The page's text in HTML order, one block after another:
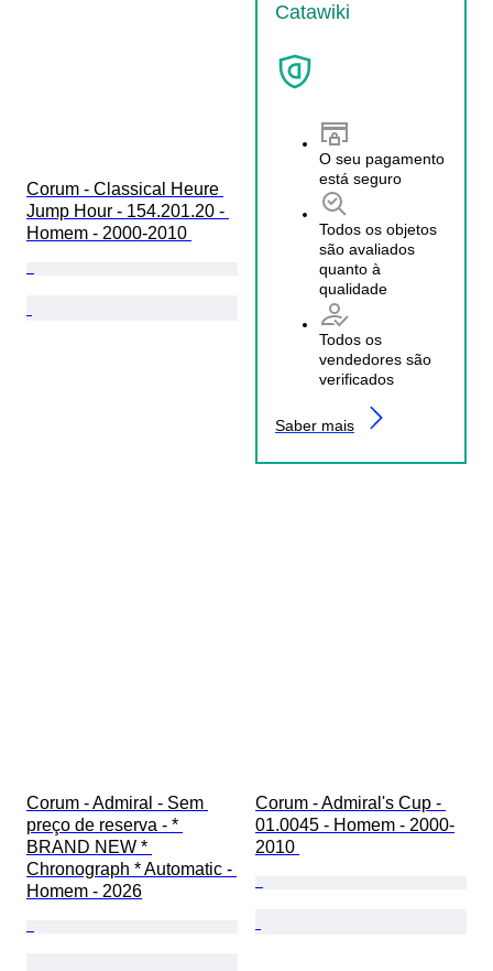
Catawiki
O seu pagamento
está seguro
Todos os objetos
são avaliados
quanto à
qualidade
Todos os
vendedores são
verificados
Saber mais
Corum - Classical Heure
Jump Hour - 154.201.20 -
Homem - 2000-2010
Corum - Admiral - Sem
preço de reserva - *
BRAND NEW *
Chronograph * Automatic -
Homem - 2026
Corum - Admiral's Cup -
01.0045 - Homem - 2000-
2010